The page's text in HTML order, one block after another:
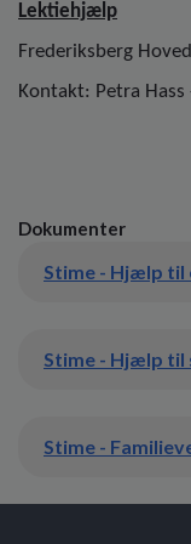
Lektiehjælp
Frederiksberg
Kontakt: Petra
Dokumenter
Stime - Hjælp
Stime - Hjælp til
Stime -